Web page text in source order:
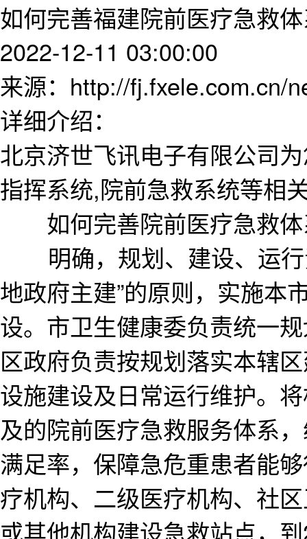
如何完善福建院前医疗急救
2022-12-11 03:00:00
来源：http://fj.fxele.com.cn/
详细介绍：
北京济世飞讯电子有限公司
指挥系统,院前急救系统等相
如何完善院前医疗急救体
明确，规划、建设、运行
地政府主建”的原则，实施本
设。市卫生健康委负责统一
区政府负责按规划落实本辖
设施建设及日常运行维护。
及的院前医疗急救服务体系
满足率，保障急危重患者能
疗机构、二级医疗机构、社
或其他机构建设急救站点，